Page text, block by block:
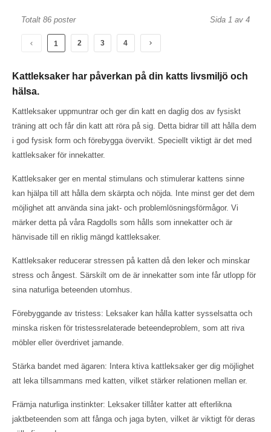
Totalt 86 poster Sida 1 av 4
1 2 3 4
Kattleksaker har påverkan på din katts livsmiljö och
hälsa.
Kattleksaker uppmuntrar och ger din katt en daglig dos av fysiskt
träning att och får din katt att röra på sig. Detta bidrar till att hålla dem
i god fysisk form och förebygga övervikt. Speciellt viktigt är det med
kattleksaker för innekatter.
Kattleksaker ger en mental stimulans och stimulerar kattens sinne
kan hjälpa till att hålla dem skärpta och nöjda. Inte minst ger det dem
möjlighet att använda sina jakt- och problemlösningsförmågor. Vi
märker detta på våra Ragdolls som hålls som innekatter och är
hänvisade till en riklig mängd kattleksaker.
Kattleksaker reducerar stressen på katten då den leker och minskar
stress och ångest. Särskilt om de är innekatter som inte får utlopp för
sina naturliga beteenden utomhus.
Förebyggande av tristess: Leksaker kan hålla katter sysselsatta och
minska risken för tristessrelaterade beteendeproblem, som att riva
möbler eller överdrivet jamande.
Stärka bandet med ägaren: Intera ktiva kattleksaker ger dig möjlighet
att leka tillsammans med katten, vilket stärker relationen mellan er.
Främja naturliga instinkter: Leksaker tillåter katter att efterlikna
jaktbeteenden som att fånga och jaga byten, vilket är viktigt för deras